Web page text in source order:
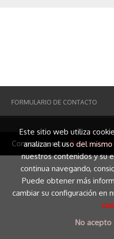
Este sitio web utiliza
analizan el uso del
nuestros contenidos y su
continua navegando,
Puede obtener más
cambiar su configuración en
No acepto
FORMULARIO DE CONTACTO
Conozca nuestraPolítica de